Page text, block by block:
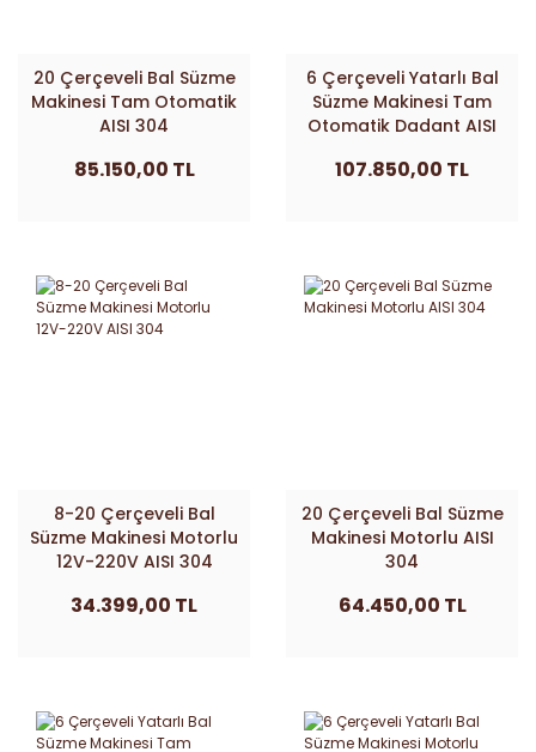
20 Çerçeveli Bal Süzme
Makinesi Tam Otomatik
AISI 304
85.150,00 TL
6 Çerçeveli Yatarlı Bal
Süzme Makinesi Tam
Otomatik Dadant AISI
107.850,00 TL
8-20 Çerçeveli Bal
Süzme Makinesi Motorlu
12V-220V AISI 304
34.399,00 TL
20 Çerçeveli Bal Süzme
Makinesi Motorlu AISI
304
64.450,00 TL